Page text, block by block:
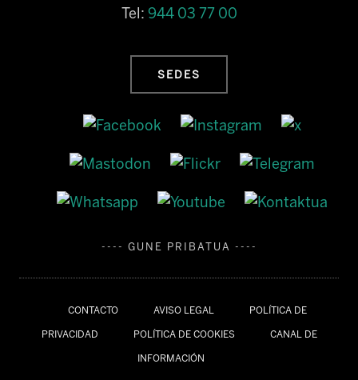
CONTACTO AVISO LEGAL POLÍTICA DE
PRIVACIDAD POLÍTICA DE COOKIES CANAL DE
INFORMACIÓN
Tel: 944 03 77 00
SEDES
---- GUNE PRIBATUA ----